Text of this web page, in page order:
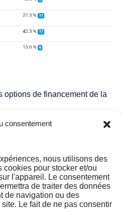
consentement
nous utilisons des
pour stocker et/ou
l'appareil. Le consentement
de traiter des données
de navigation ou des
Le fait de ne pas consentir
options de financement de la
cliquez ici
et nous